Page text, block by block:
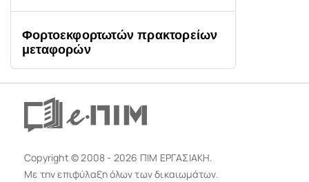
Φορτοεκφορτωτών πρακτορείων
μεταφορών
Copyright © 2008 - 2026 ΠΙΜ ΕΡΓΑΣΙΑΚΗ.
Με την επιφύλαξη όλων των δικαιωμάτων.